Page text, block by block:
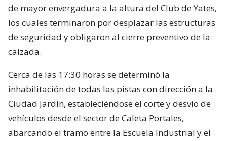
de mayor envergadura a la altura del Club de Yates,
los cuales terminaron por desplazar las estructuras
de seguridad y obligaron al cierre preventivo de la
calzada.
Cerca de las 17:30 horas se determinó la
inhabilitación de todas las pistas con dirección a la
Ciudad Jardín, estableciéndose el corte y desvío de
vehículos desde el sector de Caleta Portales,
abarcando el tramo entre la Escuela Industrial y el